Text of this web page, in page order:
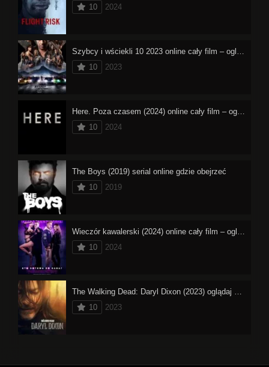
10 2024
10
2023
10
2024
The Boys (2019) serial online gdzie obejrzeć
10
2019
10
2024
10
2023